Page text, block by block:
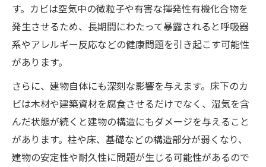
す。カビは空気中の微粒子や有害な揮発性有機化合物を
発生させるため、長期間にわたって暴露されると呼吸器
系やアレルギー反応などの健康問題を引き起こす可能性
があります。
さらに、建物自体にも深刻な影響を与えます。床下のカ
ビは木材や建築資材を腐食させるだけでなく、湿気を含
んだ状態が続くと建物の構造にもダメージを与えること
があります。柱や床、基礎などの構造部分が弱くなり、
建物の安定性や耐久性に問題が生じる可能性があるので